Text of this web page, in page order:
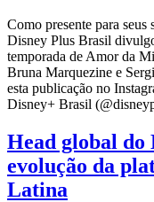
Como presente para
Disney Plus Brasil
temporada de Amor da
Bruna Marquezine e
esta publicação no
Disney+ Brasil
Head global do
evolução da
Latina